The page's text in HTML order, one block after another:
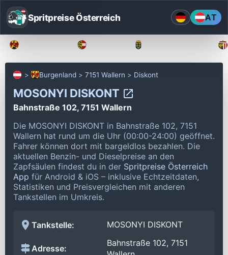
Spritpreise Österreich AT
Burgenland 7151 Wallern Diskont
MOSONYI DISKONT
Bahnstraße 102, 7151 Wallern
Die MOSONYI DISKONT in Bahnstraße 102, 7151
Wallern hat rund um die Uhr (00:00-24:00) geöffnet.
Fahrer können dort mit bargeldlos bezahlen. Die
aktuellen Benzin- und Dieselpreise an den
Zapfsäulen findest du in der Spritpreise Österreich
App für Android & iOS – inklusive Echtzeitdaten,
Statistiken und Preisvergleichen mit anderen
Tankstellen im Umkreis.
Tankstelle: MOSONYI DISKONT
Adresse:
Bahnstraße 102, 7151